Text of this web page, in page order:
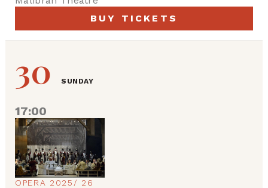
BUY TICKETS
30 SUNDAY
17:00
OPERA 2025/ 26